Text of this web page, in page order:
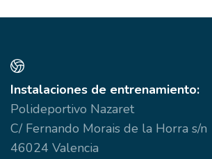
Instalaciones de entrenamiento:
Polideportivo Nazaret
C/ Fernando Morais de la Horra s/n
46024 Valencia